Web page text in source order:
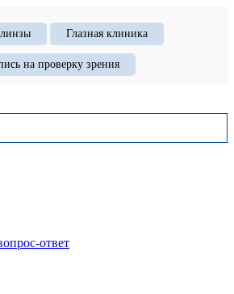
Глазная клиника
на проверку зрения